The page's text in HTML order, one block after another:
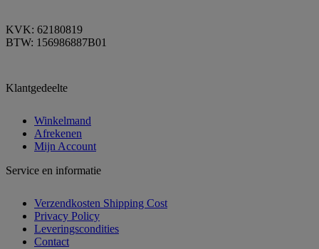
KVK: 62180819
BTW: 156986887B01
Klantgedeelte
Winkelmand
Afrekenen
Mijn Account
Service en informatie
Verzendkosten Shipping Cost
Privacy Policy
Leveringscondities
Contact